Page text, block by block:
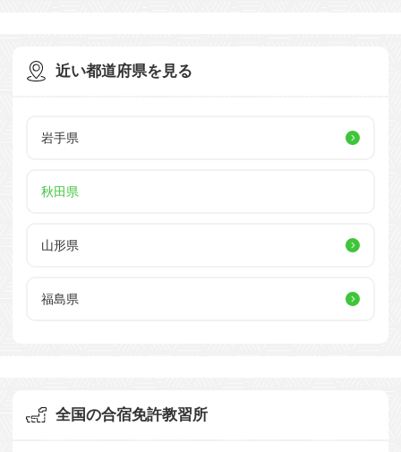
近い都道府県を見る
岩手県
秋田県
山形県
福島県
全国の合宿免許教習所